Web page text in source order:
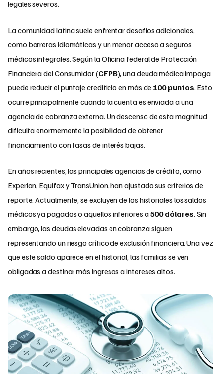
legales severos.
La comunidad latina suele enfrentar desafíos adicionales,
como barreras idiomáticas y un menor acceso a seguros
médicos integrales. Según la Oficina federal de Protección
Financiera del Consumidor (CFPB), una deuda médica impaga
puede reducir el puntaje crediticio en más de 100 puntos. Esto
ocurre principalmente cuando la cuenta es enviada a una
agencia de cobranza externa. Un descenso de esta magnitud
dificulta enormemente la posibilidad de obtener
financiamiento con tasas de interés bajas.
En años recientes, las principales agencias de crédito, como
Experian, Equifax y TransUnion, han ajustado sus criterios de
reporte. Actualmente, se excluyen de los historiales los saldos
médicos ya pagados o aquellos inferiores a500 dólares. Sin
embargo, las deudas elevadas en cobranza siguen
representando un riesgo crítico de exclusión financiera. Una vez
que este saldo aparece en el historial, las familias se ven
obligadas a destinar más ingresos a intereses altos.